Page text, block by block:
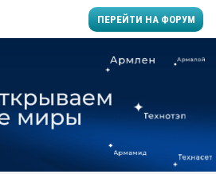
ПЕРЕЙТИ НА ФОРУМ
производство SPC
заводу пластмасс"